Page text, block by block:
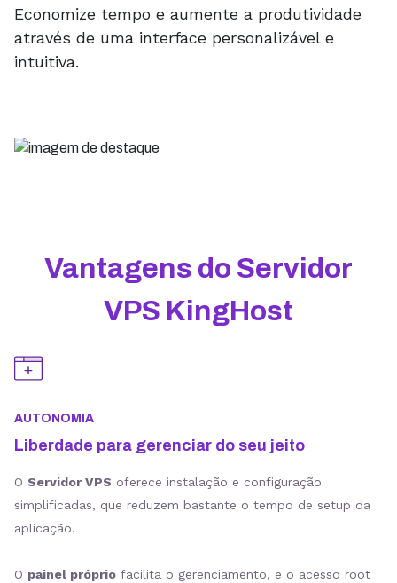
Economize tempo e aumente a produtividade
através de uma interface personalizável e
intuitiva.
Vantagens do Servidor
VPS KingHost
AUTONOMIA
Liberdade para gerenciar do seu jeito
O Servidor VPS oferece instalação e configuração
simplificadas, que reduzem bastante o tempo de setup da
aplicação.
O painel próprio facilita o gerenciamento, e o acesso root